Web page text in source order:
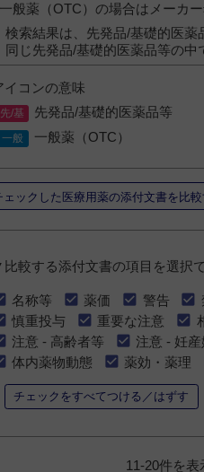
般薬（OTC）の場合はメーカ
検索結果は、先発品/基礎的医薬
同じ先発品/基礎的医薬品等の
イコンの意味
先発品/基礎的医薬品等
一般薬（OTC）
ェックした医療用薬の添付文書を比較
較する添付文書の項目を選択で
名称等 薬価 警告
慎重投与
重要な注意
注意 - 高齢者等
注意 - 妊産
体内薬物動態
薬効・薬理
チェックをすべてつける／はずす
11-20件を表